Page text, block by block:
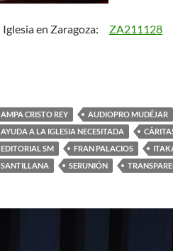
Iglesia en Zaragoza: ZA211128
AMPA CRISTO REY AUDIOPRO MUDÉJAR
AYUDA A LA IGLESIA NECESITADA
EDITORIAL SM
FRAN PALACIOS
SANTILLANA
SERUNIÓN